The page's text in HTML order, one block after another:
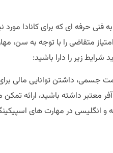
فنی حرفه ای که برای کانادا مورد
امتیاز متقاضی را با توجه به
شرایط زیر را دارا باشید:
داشتن توانایی مالی برای
معتبر داشته باشید، ارائه